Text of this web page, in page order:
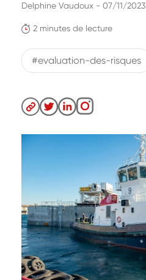
2 minutes de lecture
Delphine Vaudoux - 07/11/2023
#evaluation-des-risques